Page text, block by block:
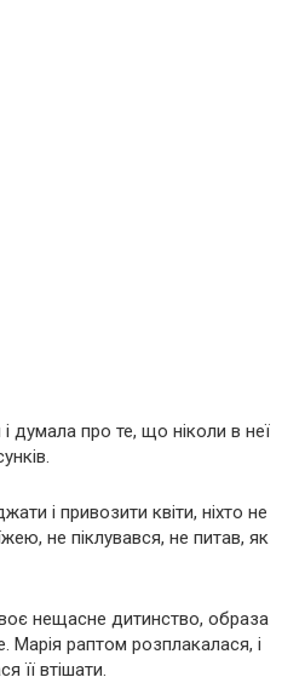
думала про те, що ніколи в неї
і привозити квіти, ніхто не
не піклувався, не питав, як
нещасне дитинство, образа
Марія раптом розплакалася, і
її втішати.